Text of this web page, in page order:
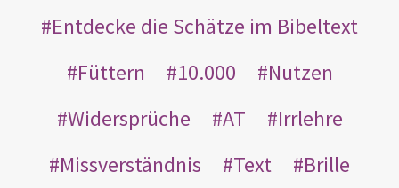
Entdecke die Schätze im Bibeltext
Füttern
10.000
Nutzen
Widersprüche
AT
Irrlehre
Missverständnis
Text Brille